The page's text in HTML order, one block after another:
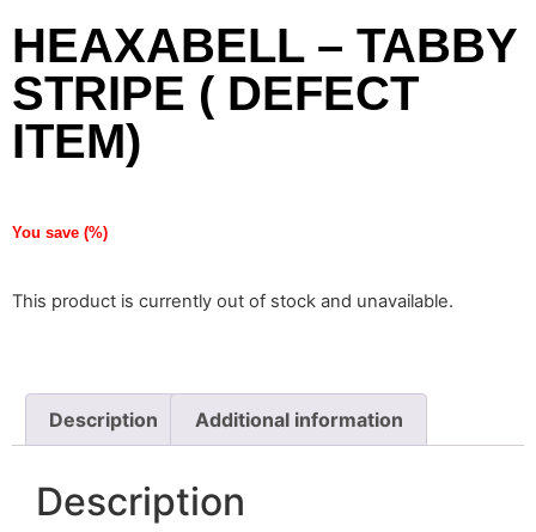
HEAXABELL – TABBY
STRIPE ( DEFECT
ITEM)
You save (%)
This product is currently out of stock and unavailable.
Description Additional information
Description